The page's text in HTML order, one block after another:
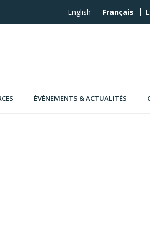
English Français
ÉVÉNEMENTS & ACTUALITÉS